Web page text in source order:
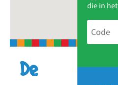
die in
De